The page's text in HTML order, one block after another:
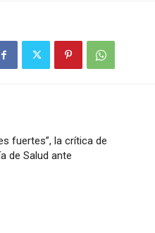
fuertes”, la crítica de
de Salud ante